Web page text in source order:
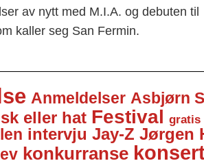
av nytt med M.I.A. og debuten til
kaller seg San Fermin.
Anmeldelser Asbjørn
eller hat Festival gratis
intervju Jay-Z Jørgen
konkurranse